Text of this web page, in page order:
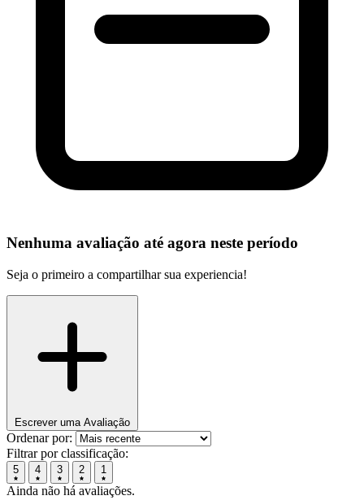
Nenhuma avaliação até agora neste período
Seja o primeiro a compartilhar sua experiencia!
Escrever uma Avaliação
Ordenar por:
Filtrar por classificação:
5 4 3 2 1
Ainda não há avaliações.